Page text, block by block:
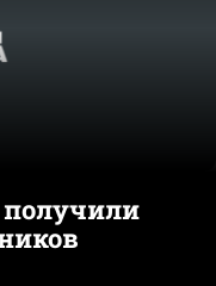
получили